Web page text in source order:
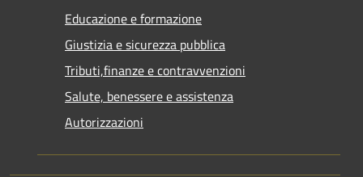
Educazione e formazione
Giustizia e sicurezza pubblica
Tributi,finanze e contravvenzioni
Salute, benessere e assistenza
Autorizzazioni